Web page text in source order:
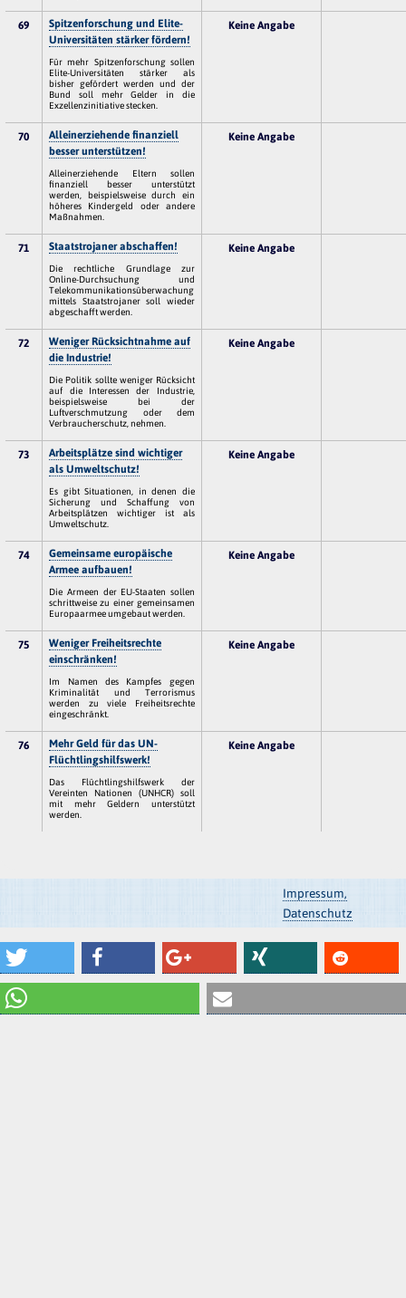
69
Spitzenforschung und Elite-
Universitäten stärker fördern!
Für mehr Spitzenforschung sollen
Elite-Universitäten stärker als
bisher gefördert werden und der
Bund soll mehr Gelder in die
Exzellenzinitiative stecken.
Keine Angabe
70
Alleinerziehende finanziell
besser unterstützen!
Alleinerziehende Eltern sollen
finanziell besser unterstützt
werden, beispielsweise durch ein
höheres Kindergeld oder andere
Maßnahmen.
Keine Angabe
71 Staatstrojaner abschaffen!
Die rechtliche Grundlage zur
Online-Durchsuchung und
Telekommunikationsüberwachung
mittels Staatstrojaner soll wieder
abgeschafft werden.
Keine Angabe
72
Weniger Rücksichtnahme auf
die Industrie!
Die Politik sollte weniger Rücksicht
auf die Interessen der Industrie,
beispielsweise bei der
Luftverschmutzung oder dem
Verbraucherschutz, nehmen.
Keine Angabe
73
Arbeitsplätze sind wichtiger
als Umweltschutz!
Es gibt Situationen, in denen die
Sicherung und Schaffung von
Arbeitsplätzen wichtiger ist als
Umweltschutz.
Keine Angabe
74
Gemeinsame europäische
Armee aufbauen!
Die Armeen der EU-Staaten sollen
schrittweise zu einer gemeinsamen
Europaarmee umgebaut werden.
Keine Angabe
75
Weniger Freiheitsrechte
einschränken!
Im Namen des Kampfes gegen
Kriminalität und Terrorismus
werden zu viele Freiheitsrechte
eingeschränkt.
Keine Angabe
76
Mehr Geld für das UN-
Flüchtlingshilfswerk!
Das Flüchtlingshilfswerk der
Vereinten Nationen (UNHCR) soll
mit mehr Geldern unterstützt
werden.
Keine Angabe
Impressum,
Datenschutz